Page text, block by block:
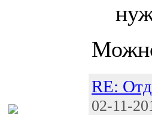
RE:
02-11-